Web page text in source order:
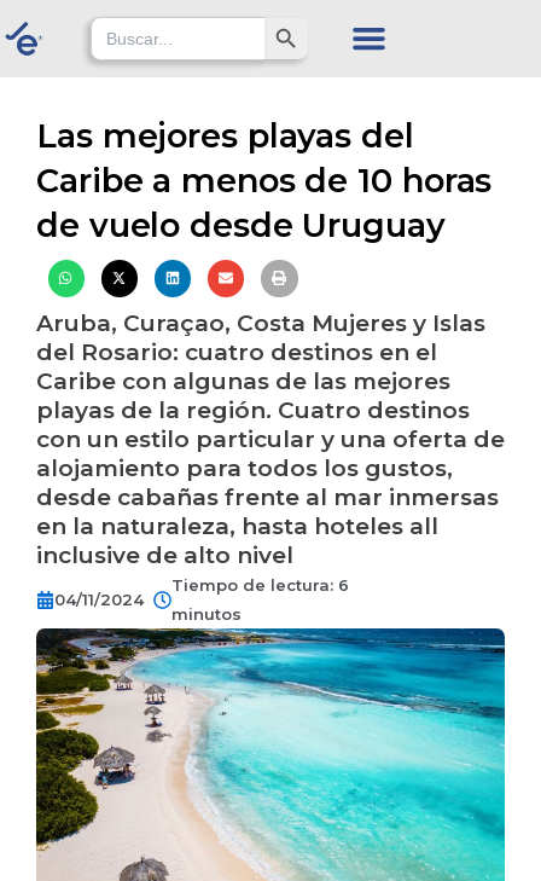
to
Search
for:
Search Button
Las mejores playas del
Caribe a menos de 10 horas
de vuelo desde Uruguay
Aruba, Curaçao, Costa Mujeres y Islas
del Rosario: cuatro destinos en el
Caribe con algunas de las mejores
playas de la región. Cuatro destinos
con un estilo particular y una oferta de
alojamiento para todos los gustos,
desde cabañas frente al mar inmersas
en la naturaleza, hasta hoteles all
inclusive de alto nivel
04/11/2024
Tiempo de lectura: 6
minutos